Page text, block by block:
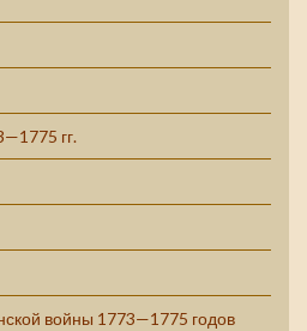
гг.
войны 1773—1775 годов